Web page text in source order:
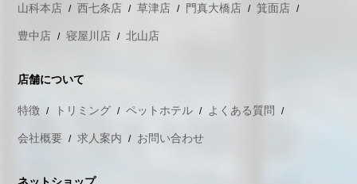
山科本店 西七条店 草津店 門真大橋店 箕面店
豊中店 寝屋川店 北山店
店舗について
特徴 トリミング ペットホテル よくある質問
会社概要 求人案内 お問い合わせ